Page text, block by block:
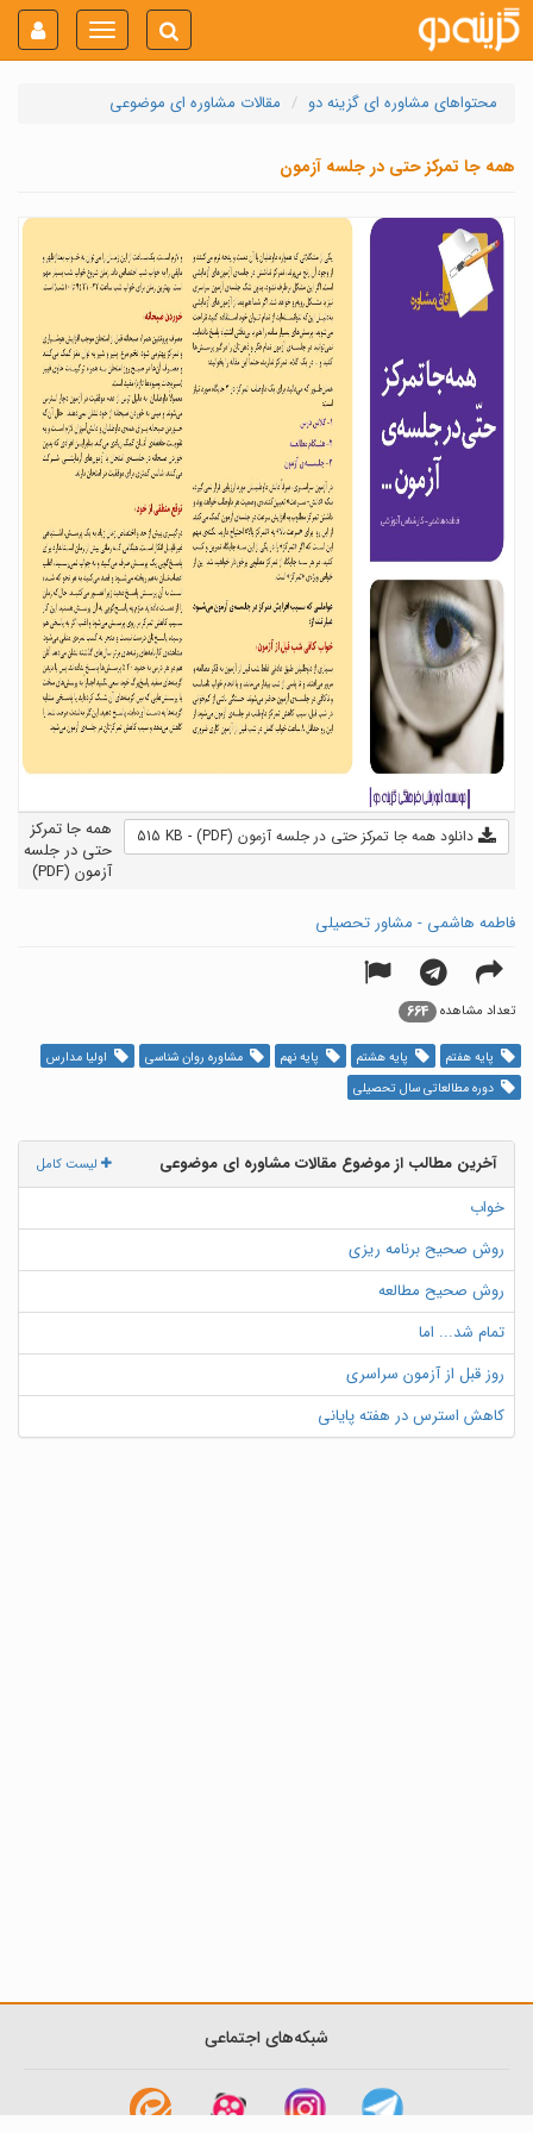
Toggle
navigation
محتواهای مشاوره ای گزینه دو مقالات مشاوره ای موضوعی
همه جا تمرکز حتی در جلسه آزمون
دانلود همه جا تمرکز حتی در جلسه آزمون (PDF) - 515 KB
همه جا تمرکز
حتی در جلسه
آزمون (PDF)
فاطمه هاشمی - مشاور تحصیلی
تعداد مشاهده 664
پایه هفتم پایه هشتم پایه نهم مشاوره روان شناسی
اولیا مدارس
دوره مطالعاتی سال تحصیلی
لیست کامل
آخرین مطالب از موضوع مقالات مشاوره ای موضوعی
خواب
روش صحیح برنامه ریزی
روش صحیح مطالعه
تمام شد... اما
روز قبل از آزمون سراسری
کاهش استرس در هفته پایانی
شبکه‌های اجتماعی